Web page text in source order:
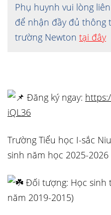
Phụ huynh vui lòng
để nhận đầy đủ thông
trường Newton tại đây
Đăng ký ngay:
iQL36
Trường Tiểu học I-sắc
sinh năm học 2025-
Đối tượng: Học sinh
năm 2019-2015)